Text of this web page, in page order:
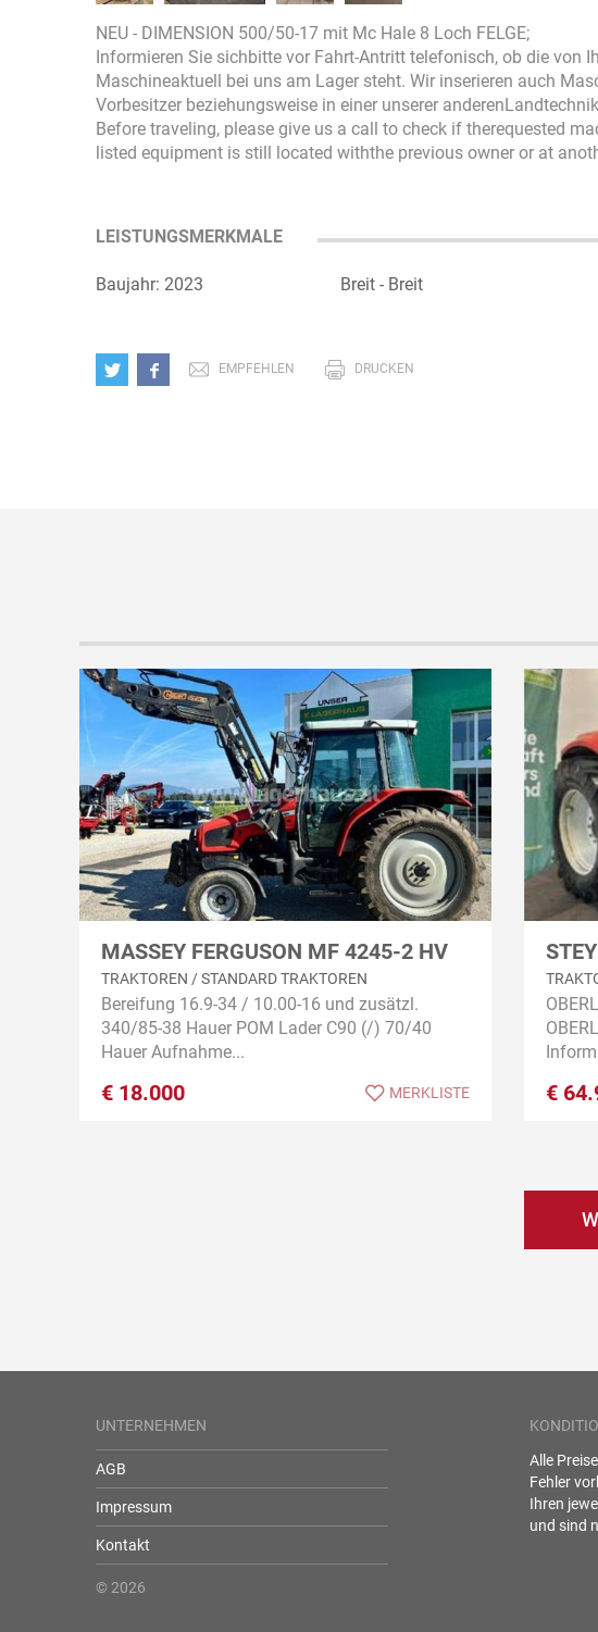
NEU - DIMENSION 500/50-17 mit Mc Hale 8 Loch FELGE;
Informieren Sie sichbitte vor Fahrt-Antritt telefonisch, ob die von
Maschineaktuell bei uns am Lager steht. Wir inserieren auch
Vorbesitzer beziehungsweise in einer unserer
Before traveling, please give us a call to check if therequested
listed equipment is still located withthe previous owner or at
LEISTUNGSMERKMALE
Baujahr: 2023 Breit - Breit
EMPFEHLEN DRUCKEN
MASSEY FERGUSON MF 4245-2 HV
TRAKTOREN / STANDARD TRAKTOREN
Bereifung 16.9-34 / 10.00-16 und zusätzl.
340/85-38 Hauer POM Lader C90 (/) 70/40
Hauer Aufnahme...
€ 18.000 MERKLISTE €
UNTERNEHMEN
AGB
Impressum
Kontakt
© 2026
Alle
Fehler
Ihren
und sind